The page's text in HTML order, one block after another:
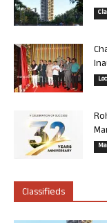
Classifieds